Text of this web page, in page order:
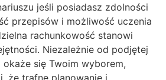
jeśli posiadasz zdolności
przepisów i możliwość uczenia
rachunkowość stanowi
Niezależnie od podjętej
się Twoim wyborem,